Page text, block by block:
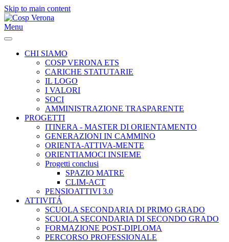
Skip to main content
Menu
CHI SIAMO
COSP VERONA ETS
CARICHE STATUTARIE
IL LOGO
I VALORI
SOCI
AMMINISTRAZIONE TRASPARENTE
PROGETTI
ITINERA - MASTER DI ORIENTAMENTO
GENERAZIONI IN CAMMINO
ORIENTA-ATTIVA-MENTE
ORIENTIAMOCI INSIEME
Progetti conclusi
SPAZIO MATRE
CLIM-ACT
PENSIOATTIVI 3.0
ATTIVITÁ
SCUOLA SECONDARIA DI PRIMO GRADO
SCUOLA SECONDARIA DI SECONDO GRADO
FORMAZIONE POST-DIPLOMA
PERCORSO PROFESSIONALE